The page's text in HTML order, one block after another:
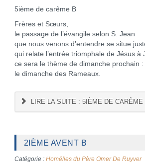
5ième de carême B
Frères et Sœurs,
le passage de l’évangile selon S. Jean
que nous venons d’entendre se situe
qui relate l’entrée triomphale de Jésus à
ce sera le thème de dimanche prochain :
le dimanche des Rameaux.
LIRE LA SUITE : 5IÈME DE CARÊME
2IÈME AVENT B
Catégorie : Homélies du Père Omer De Ruyver